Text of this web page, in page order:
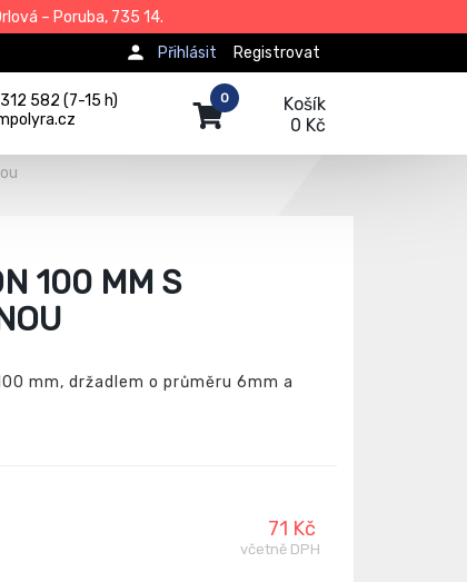
– Poruba, 735 14.
Registrovat
Přihlásit
582 (7-15 h)
Košík
0 Kč
0
100 MM S
mm, držadlem o průměru 6mm a
71 Kč
včetně DPH